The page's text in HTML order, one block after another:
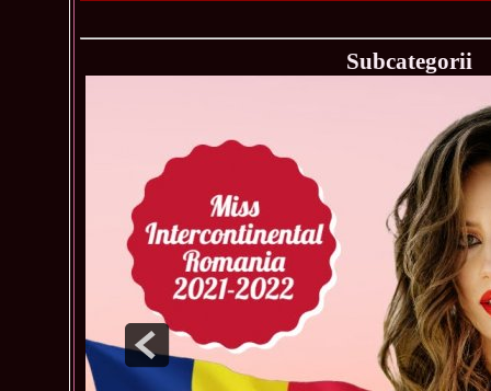
Subcategorii